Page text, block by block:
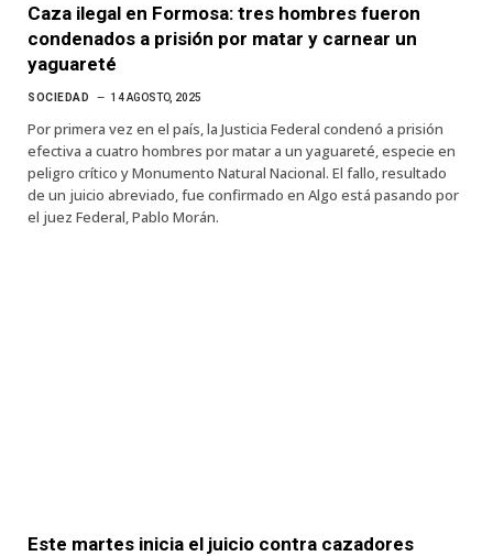
Caza ilegal en Formosa: tres hombres fueron
condenados a prisión por matar y carnear un
yaguareté
SOCIEDAD 14 AGOSTO, 2025
Por primera vez en el país, la Justicia Federal condenó a prisión
efectiva a cuatro hombres por matar a un yaguareté, especie en
peligro crítico y Monumento Natural Nacional. El fallo, resultado
de un juicio abreviado, fue confirmado en Algo está pasando por
el juez Federal, Pablo Morán.
Este martes inicia el juicio contra cazadores